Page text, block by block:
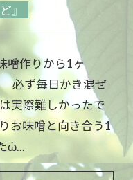
』
噌作りから1ヶ
ず毎日かき混ぜ
は実際難しかったで
お味噌と向き合う1
ὠ...